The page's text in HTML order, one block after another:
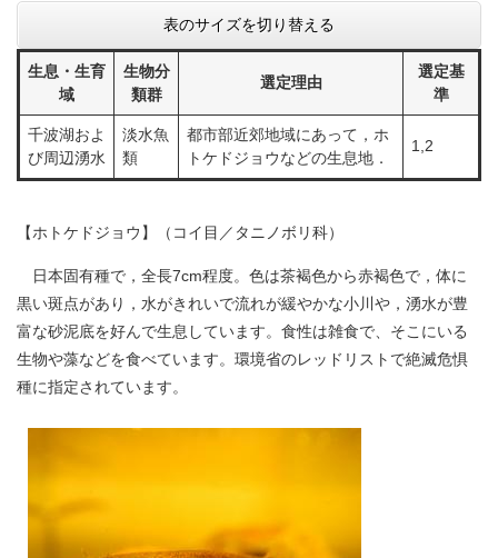
表のサイズを切り替える
生息・生育
域
生物分
類群
選定理由
選定基
準
千波湖およ
び周辺湧水
淡水魚
類
都市部近郊地域にあって，ホ
トケドジョウなどの生息地．
1,2
【ホトケドジョウ】（コイ目／タニノボリ科）
日本固有種で，全長7cm程度。色は茶褐色から赤褐色で，体に
黒い斑点があり，水がきれいで流れが緩やかな小川や，湧水が豊
富な砂泥底を好んで生息しています。食性は雑食で、そこにいる
生物や藻などを食べています。環境省のレッドリストで絶滅危惧
種に指定されています。